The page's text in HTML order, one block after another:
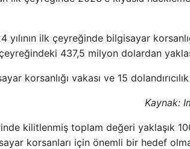
yılının ilk çeyreğinde bilgisayar
çeyreğindeki 437,5 milyon dolardan
korsanlığı vakası ve 15
Kaynak:
kilitlenmiş toplam değeri yaklaşık
korsanları için önemli bir hedef